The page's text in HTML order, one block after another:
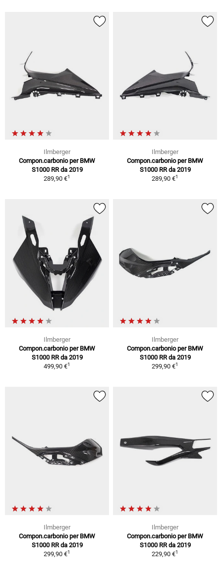
Ilmberger
Compon.carbonio per BMW
S1000 RR da 2019
289,90 €1
Ilmberger
Compon.carbonio per BMW
S1000 RR da 2019
289,90 €1
Ilmberger
Compon.carbonio per BMW
S1000 RR da 2019
499,90 €1
Ilmberger
Compon.carbonio per BMW
S1000 RR da 2019
299,90 €1
Ilmberger
Compon.carbonio per BMW
S1000 RR da 2019
299,90 €1
Ilmberger
Compon.carbonio per BMW
S1000 RR da 2019
229,90 €1